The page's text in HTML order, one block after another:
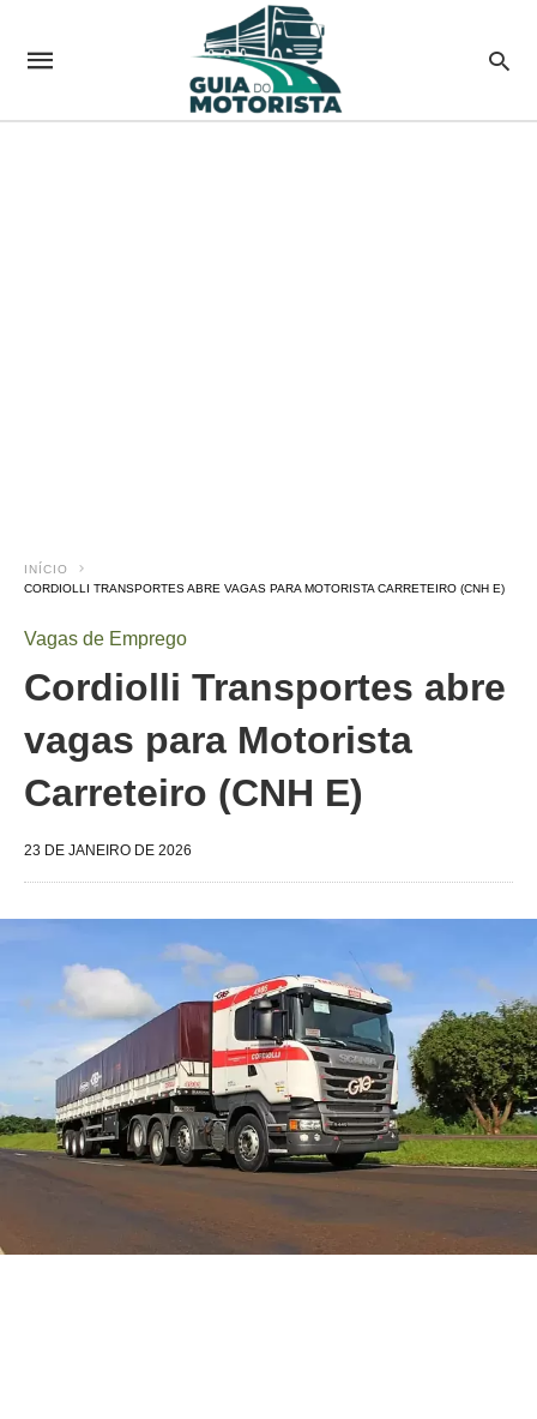
INÍCIO
CORDIOLLI TRANSPORTES ABRE VAGAS PARA MOTORISTA CARRETEIRO (CNH E)
Vagas de Emprego
Cordiolli Transportes abre
vagas para Motorista
Carreteiro (CNH E)
23 DE JANEIRO DE 2026